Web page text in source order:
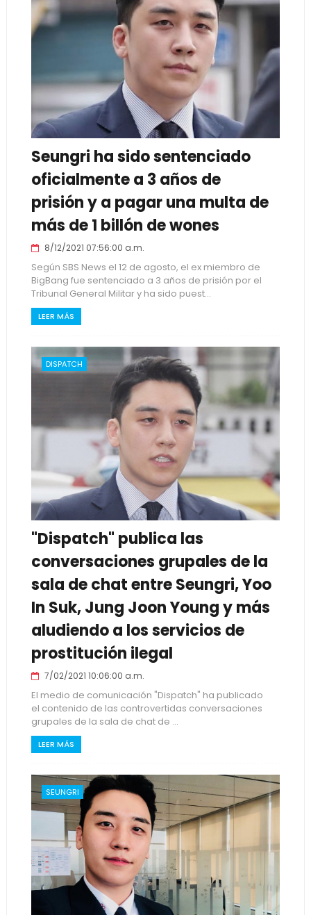
Seungri ha sido sentenciado
oficialmente a 3 años de
prisión y a pagar una multa de
más de 1 billón de wones
8/12/2021 07:56:00 a.m.
Según SBS News el 12 de agosto, el ex miembro de
BigBang fue sentenciado a 3 años de prisión por el
Tribunal General Militar y ha sido puest...
LEER MÁS
DISPATCH
"Dispatch" publica las
conversaciones grupales de la
sala de chat entre Seungri, Yoo
In Suk, Jung Joon Young y más
aludiendo a los servicios de
prostitución ilegal
7/02/2021 10:06:00 a.m.
El medio de comunicación "Dispatch" ha publicado
el contenido de las controvertidas conversaciones
grupales de la sala de chat de ...
LEER MÁS
SEUNGRI